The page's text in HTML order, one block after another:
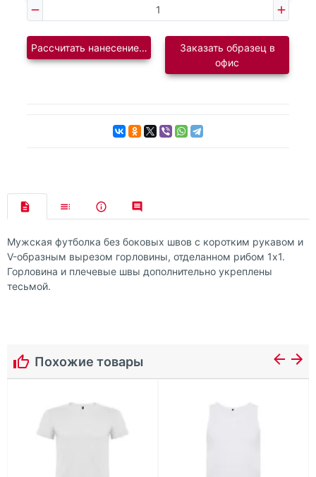
Рассчитать нанесение логотипаЗаказать образец в
офис
Мужская футболка без боковых швов с коротким рукавом и
V-образным вырезом горловины, отделанном рибом 1х1.
Горловина и плечевые швы дополнительно укреплены
тесьмой.
Похожие товары